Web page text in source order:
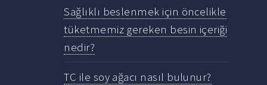
Sağlıklı beslenmek için öncelikle
tüketmemiz gereken besin içeriği
nedir?
TC ile soy ağacı nasıl bulunur?